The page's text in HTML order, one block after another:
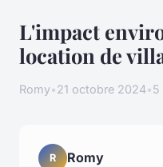
L'impact
location de
Romy•21 octobre 2024•5
R Romy